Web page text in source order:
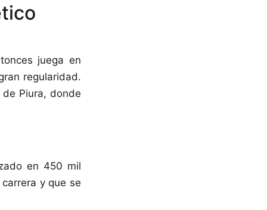
juega en
regularidad.
Piura, donde
en 450 mil
y que se